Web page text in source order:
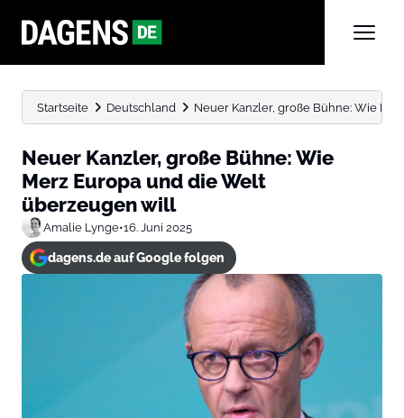
Startseite Deutschland Neuer Kanzler, große Bühne: Wie
Neuer Kanzler, große Bühne: Wie
Merz Europa und die Welt
überzeugen will
Amalie Lynge•16. Juni 2025
dagens.de auf Google folgen